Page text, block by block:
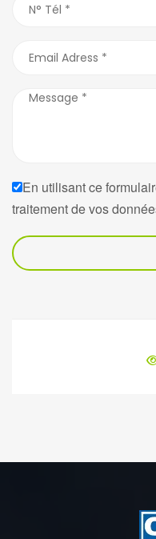
En utilisant ce
traitement de vos